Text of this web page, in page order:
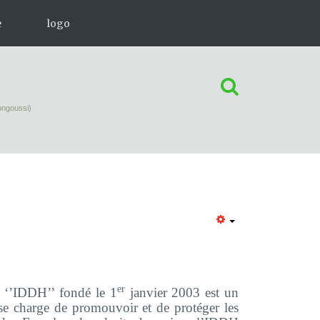
logo
fondé le 1 erjanvier 2003 est un
charge de promouvoir et de protéger les